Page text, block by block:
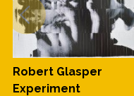
Robert Glasper
Experiment